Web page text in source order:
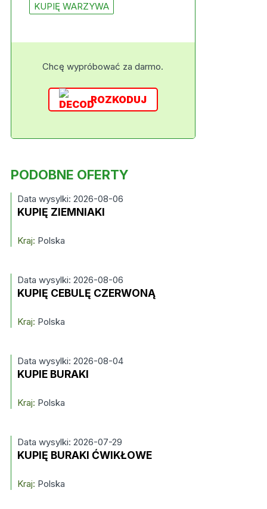
KUPIĘ WARZYWA
Chcę wypróbować za darmo.
ROZKODUJ
PODOBNE OFERTY
Data wysylki: 2026-08-06
KUPIĘ ZIEMNIAKI
Kraj: Polska
Data wysylki: 2026-08-06
KUPIĘ CEBULĘ CZERWONĄ
Kraj: Polska
Data wysylki: 2026-08-04
KUPIE BURAKI
Kraj: Polska
Data wysylki: 2026-07-29
KUPIĘ BURAKI ĆWIKŁOWE
Kraj: Polska